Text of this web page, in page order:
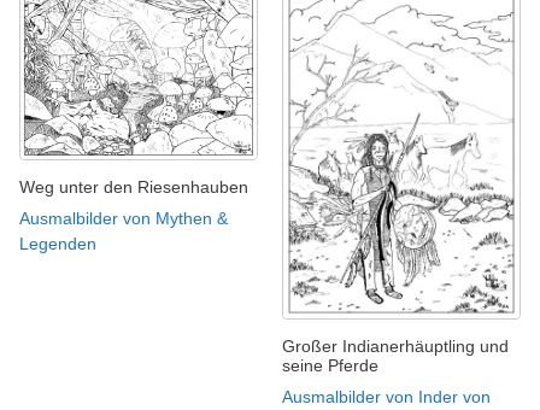
Weg unter den Riesenhauben
Ausmalbilder von Mythen &
Legenden
Großer Indianerhäuptling und
seine Pferde
Ausmalbilder von Inder von